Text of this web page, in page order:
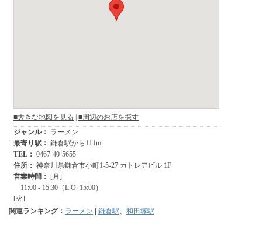
関連ランキング： ラーメン 鎌倉駅、 和田塚駅